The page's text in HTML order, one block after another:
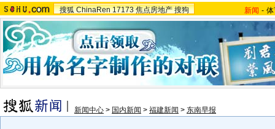
搜狐 ChinaRen 17173 焦点房地产 搜狗 新闻 -
新闻中心 > 国内新闻 > 福建新闻 > 东南早报